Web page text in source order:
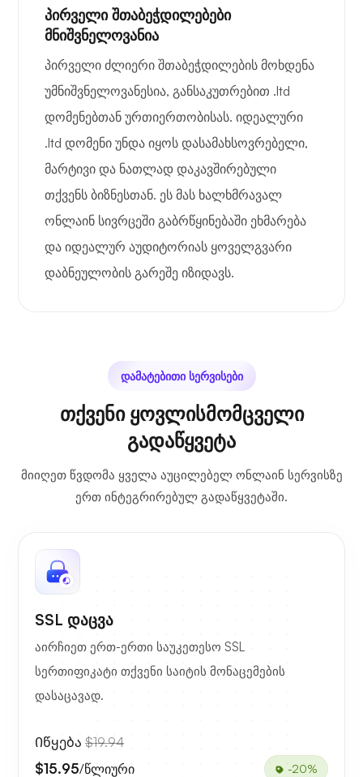
პირველი შთაბეჭდილებები
მნიშვნელოვანია
პირველი ძლიერი შთაბეჭდილების მოხდენა
უმნიშვნელოვანესია, განსაკუთრებით .ltd
დომენებთან ურთიერთობისას. იდეალური
.ltd დომენი უნდა იყოს დასამახსოვრებელი,
მარტივი და ნათლად დაკავშირებული
თქვენს ბიზნესთან. ეს მას ხალხმრავალ
ონლაინ სივრცეში გაბრწყინებაში ეხმარება
და იდეალურ აუდიტორიას ყოველგვარი
დაბნეულობის გარეშე იზიდავს.
დამატებითი სერვისები
თქვენი ყოვლისმომცველი
გადაწყვეტა
მიიღეთ წვდომა ყველა აუცილებელ ონლაინ სერვისზე
ერთ ინტეგრირებულ გადაწყვეტაში.
SSL დაცვა
აირჩიეთ ერთ-ერთი საუკეთესო SSL
სერთიფიკატი თქვენი საიტის მონაცემების
დასაცავად.
Იწყება $19.94
$15.95/წლიური -20%